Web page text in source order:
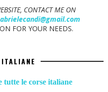
CONTACT ME ON
FOR YOUR NEEDS.
tutte le corse italiane